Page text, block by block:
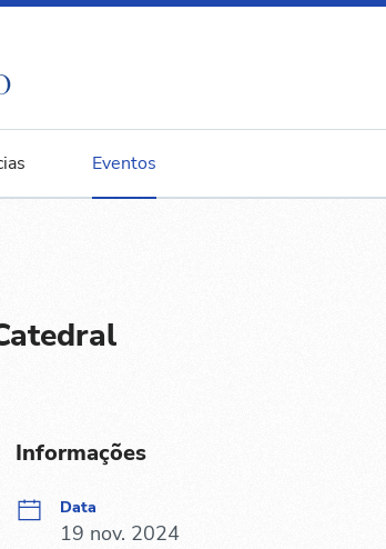
Eventos
Informações
Data
19 nov. 2024